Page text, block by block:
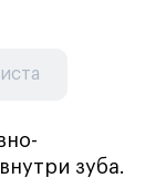
зуба.